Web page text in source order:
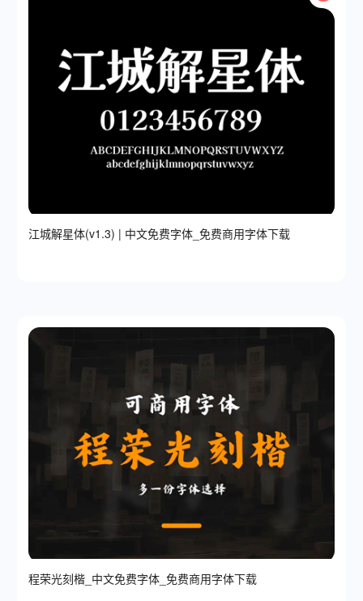
江城解星体(v1.3) | 中文免费字体_免费商用字体下载
程荣光刻楷_中文免费字体_免费商用字体下载